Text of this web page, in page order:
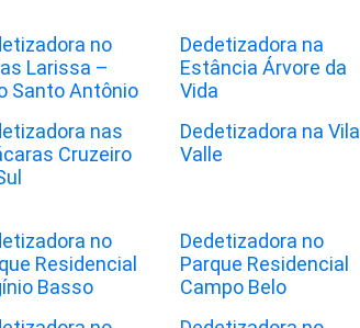
no
Larissa –
Santo Antônio
Dedetizadora na
Estância Árvore da
Vida
nas
Cruzeiro
Dedetizadora na Vila
Valle
no
Residencial
Basso
Dedetizadora no
Parque Residencial
Campo Belo